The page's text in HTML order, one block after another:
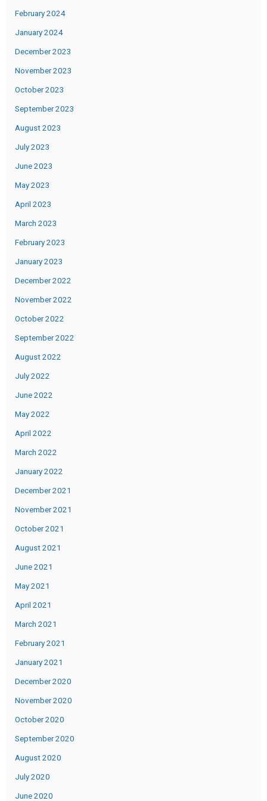
February 2024
January 2024
December 2023
November 2023
October 2023
September 2023
August 2023
July 2023
June 2023
May 2023
April 2023
March 2023
February 2023
January 2023
December 2022
November 2022
October 2022
September 2022
August 2022
July 2022
June 2022
May 2022
April 2022
March 2022
January 2022
December 2021
November 2021
October 2021
August 2021
June 2021
May 2021
April 2021
March 2021
February 2021
January 2021
December 2020
November 2020
October 2020
September 2020
August 2020
July 2020
June 2020